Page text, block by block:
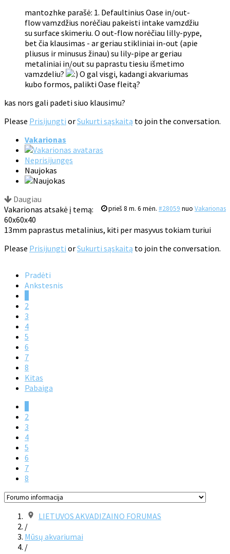
mantozhke parašė: 1. Defaultinius Oase in/out-
flow vamzdžius norėčiau pakeisti intake vamzdžiu
su surface skimeriu. O out-flow norėčiau lilly-pype,
bet čia klausimas - ar geriau stikliniai in-out (apie
pliusus ir minusus žinau) su lily-pipe ar geriau
metaliniai in/out su paprastu tiesiu išmetimo
vamzdeliu?
O gal visgi, kadangi akvariumas
kubo formos, palikti Oase fleitą?
kas nors gali padeti siuo klausimu?
Please Prisijungti orSukurti sąskaitą to join the conversation.
Vakarionas
Neprisijungęs
Naujokas
Daugiau
prieš 8 m. 6 mėn. #28059 nuo Vakarionas
Vakarionas atsakė į temą:
60x60x40
13mm paprastus metalinius, kiti per masyvus tokiam turiui
Please Prisijungti orSukurti sąskaitą to join the conversation.
Pradėti
Ankstesnis
2
3
4
5
6
7
8
Kitas
Pabaiga
2
3
4
5
6
7
8
LIETUVOS AKVADIZAINO FORUMAS
/
Mūsų akvariumai
/